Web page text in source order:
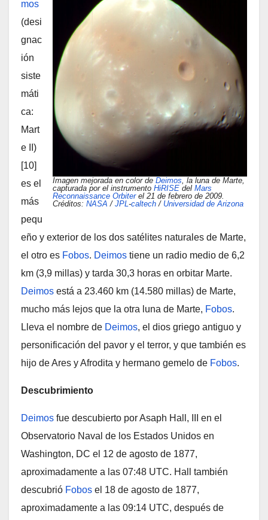
Imagen mejorada en color de Deimos, la luna de Marte,
capturada por el instrumento HiRISE del Mars
Reconnaissance Orbiterel 21 de febrero de 2009.
Créditos: NASA / JPL-caltech / Universidad de Arizona
mos
(desi
gnac
ión
siste
máti
ca:
Mart
e II)
[10]
es el
más
pequ
eño y exterior de los dos satélites naturales de Marte,
el otro es Fobos. Deimos tiene un radio medio de 6,2
km (3,9 millas) y tarda 30,3 horas en orbitar Marte.
Deimos está a 23.460 km (14.580 millas) de Marte,
mucho más lejos que la otra luna de Marte, Fobos.
Lleva el nombre de Deimos, el dios griego antiguo y
personificación del pavor y el terror, y que también es
hijo de Ares y Afrodita y hermano gemelo de Fobos.
Descubrimiento
Deimos fue descubierto por Asaph Hall, III en el
Observatorio Naval de los Estados Unidos en
Washington, DC el 12 de agosto de 1877,
aproximadamente a las 07:48 UTC. Hall también
descubrió Fobos el 18 de agosto de 1877,
aproximadamente a las 09:14 UTC, después de